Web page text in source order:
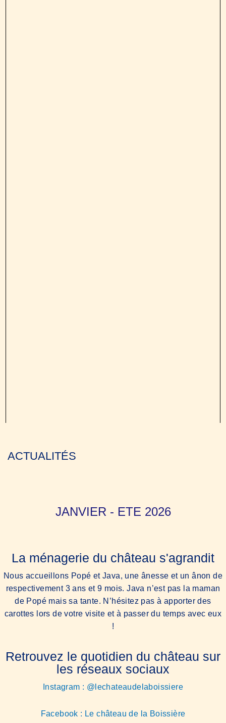
ACTUALITÉS
JANVIER - ETE 2026
La ménagerie du château s'agrandit
Nous accueillons Popé et Java, une ânesse et un ânon de
respectivement 3 ans et 9 mois. Java n’est pas la maman
de Popé mais sa tante. N’hésitez pas à apporter des
carottes lors de votre visite et à passer du temps avec eux
!
Retrouvez le quotidien du château sur
les réseaux sociaux
Instagram : @lechateaudelaboissiere
Facebook : Le château de la Boissière